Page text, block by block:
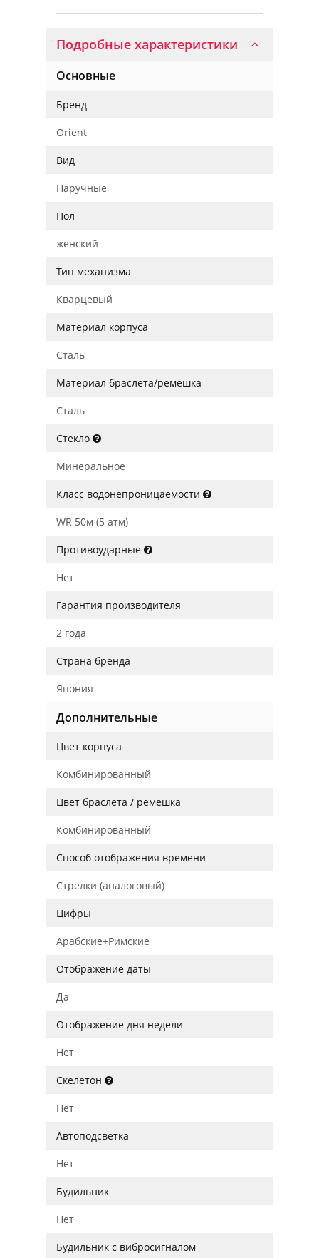
Подробные характеристики
Основные
Бренд
Orient
Вид
Наручные
Пол
женский
Тип механизма
Кварцевый
Материал корпуса
Сталь
Материал браслета/ремешка
Сталь
Стекло
Минеральное
Класс водонепроницаемости
WR 50м (5 атм)
Противоударные
Нет
Гарантия производителя
2 года
Страна бренда
Япония
Дополнительные
Цвет корпуса
Комбинированный
Цвет браслета / ремешка
Комбинированный
Способ отображения времени
Стрелки (аналоговый)
Цифры
Арабские+Римские
Отображение даты
Да
Отображение дня недели
Нет
Скелетон
Нет
Автоподсветка
Нет
Будильник
Нет
Будильник с вибросигналом